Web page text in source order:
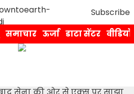
Subscribe
समाचार ऊर्जा डाटा सेंटर वीडियो